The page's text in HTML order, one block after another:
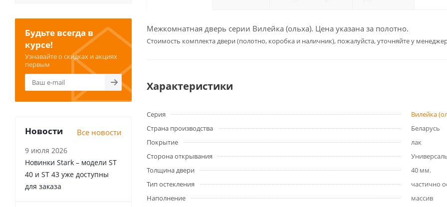
Межкомнатная дверь серии Вилейка (ольха). Цена указана за полотно.
Cтоимость комплекта двери (полотно, коробка и наличник), пожалуйста, уточняйте у
Характеристики
Серия
Вилейка
Страна производства
Беларусь
Покрытие
лак
Сторона открывания
Толщина двери
40 мм.
Тип остекления
частично
Наполнение
массив
Будьте всегда в
курсе!
Узнавайте о скидках и акциях
первым
Новости Все новости
9 июля 2026
Новинки Stark – модели ST
40 и ST 43 уже доступны
для заказа